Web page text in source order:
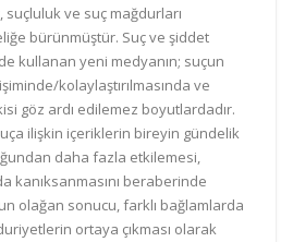
ve suç mağdurları
bürünmüştür. Suç ve şiddet
kullanan yeni medyanın; suçun
kolaylaştırılmasında ve
göz ardı edilemez boyutlardadır.
ilişkin içeriklerin bireyin gündelik
daha fazla etkilemesi,
kanıksanmasını beraberinde
olağan sonucu, farklı bağlamlarda
ortaya çıkması olarak